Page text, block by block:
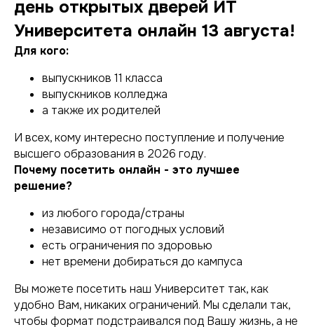
день открытых дверей ИТ
Университета онлайн 13 августа!
Для кого:
выпускников 11 класса
выпускников колледжа
а также их родителей
И всех, кому интересно поступление и получение
высшего образования в 2026 году.
Почему посетить онлайн - это лучшее
решение?
из любого города/страны
независимо от погодных условий
есть ограничения по здоровью
нет времени добираться до кампуса
Вы можете посетить наш Университет так, как
удобно Вам, никаких ограничений. Мы сделали так,
чтобы формат подстраивался под Вашу жизнь, а не